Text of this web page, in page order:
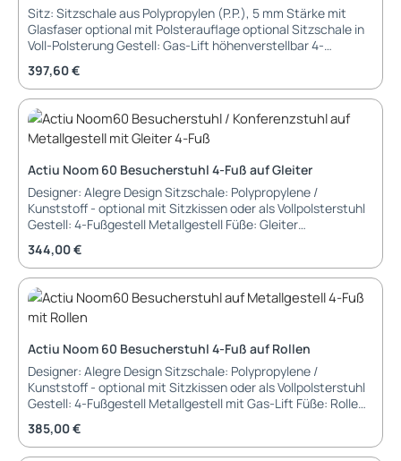
Sitz: Sitzschale aus Polypropylen (P.P.), 5 mm Stärke mit
Glasfaser optional mit Polsterauflage optional Sitzschale in
Voll-Polsterung Gestell: Gas-Lift höhenverstellbar 4-
strahliges Fußkreuz pulverbeschichtet Füße: Design-
Universall-Rollen für Hart- und Weichböden Abmessungen:
Breite: 58,7 cm Tiefe: 58,7 cm Höhe: 81,3 bis 87,3 cm
Sitzhöhe: (ohne Kissen) Garantie: 3 Jahre Garantie
Lieferung und Montage: im Karton, zerlegt
Regulärer Preis:
397,60 €
Actiu Noom 60 Besucherstuhl 4-Fuß auf Gleiter
Designer: Alegre Design Sitzschale: Polypropylene /
Kunststoff - optional mit Sitzkissen oder als Vollpolsterstuhl
Gestell: 4-Fußgestell Metallgestell Füße: Gleiter
Abmessungen: Breite: 58,7 cm Tiefe: 56,1 cm Höhe: 81,2 cm
Sitzbreite: 58,7 cm Sitztiefe: 56,1 cm Sitzhöhe: 46,3 cm
Herstellergarantie: 5 Jahre Lieferung und Montage:
Regulärer Preis:
344,00 €
Actiu Noom 60 Besucherstuhl 4-Fuß auf Rollen
Designer: Alegre Design Sitzschale: Polypropylene /
Kunststoff - optional mit Sitzkissen oder als Vollpolsterstuhl
Gestell: 4-Fußgestell Metallgestell mit Gas-Lift Füße: Rollen
Abmessungen: Breite: 58,7 cm Tiefe: 56,1 cm Höhe: 78,0 bis
84,0 cm Sitzbreite: 58,7 cm Sitztiefe: 56,1 cm Sitzhöhe: 42,4
bis 48,4 cm Herstellergarantie: 5 Jahre Lieferung und
Regulärer Preis:
385,00 €